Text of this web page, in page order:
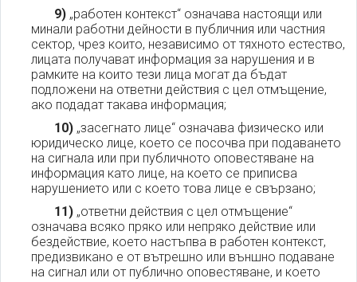
9)„работен контекст“ означава настоящи или
минали работни дейности в публичния или частния
сектор, чрез които, независимо от тяхното естество,
лицата получават информация за нарушения и в
рамките на които тези лица могат да бъдат
подложени на ответни действия с цел отмъщение,
ако подадат такава информация;
10)„засегнато лице“ означава физическо или
юридическо лице, което се посочва при подаването
на сигнала или при публичното оповестяване на
информация като лице, на което се приписва
нарушението или с което това лице е свързано;
11)„ответни действия с цел отмъщение“
означава всяко пряко или непряко действие или
бездействие, което настъпва в работен контекст,
предизвикано е от вътрешно или външно подаване
на сигнал или от публично оповестяване, и което